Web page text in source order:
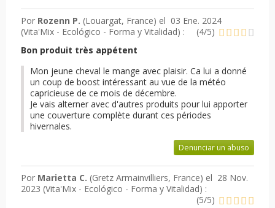
Por Rozenn P. (Louargat, France) el 03 Ene. 2024
(Vita'Mix - Ecológico - Forma y Vitalidad) : (4/5)
Bon produit très appétent
Mon jeune cheval le mange avec plaisir. Ca lui a donné
un coup de boost intéressant au vue de la météo
capricieuse de ce mois de décembre.
Je vais alterner avec d'autres produits pour lui apporter
une couverture complète durant ces périodes
hivernales.
Denunciar un abuso
Por Marietta C. (Gretz Armainvilliers, France) el 28 Nov.
2023 (Vita'Mix - Ecológico - Forma y Vitalidad) :
(5/5)